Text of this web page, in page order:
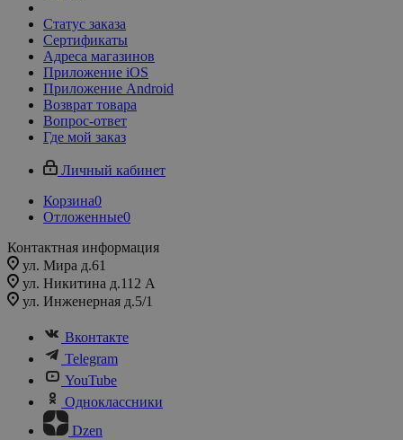
Статус заказа
Сертификаты
Адреса магазинов
Приложение iOS
Приложение Android
Возврат товара
Вопрос-ответ
Где мой заказ
Личный кабинет
Корзина0
Отложенные0
Контактная информация
ул. Мира д.61
ул. Никитина д.112 А
ул. Инженерная д.5/1
Вконтакте
Telegram
YouTube
Одноклассники
Dzen